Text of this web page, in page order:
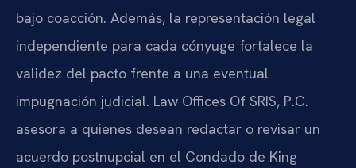
bajo coacción. Además, la representación legal
independiente para cada cónyuge fortalece la
validez del pacto frente a una eventual
impugnación judicial. Law Offices Of SRIS, P.C.
asesora a quienes desean redactar o revisar un
acuerdo postnupcial en el Condado de King